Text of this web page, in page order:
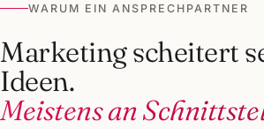
WARUM EIN ANSPRECHPARTNER
Marketing scheitert
Ideen.
Meistens an